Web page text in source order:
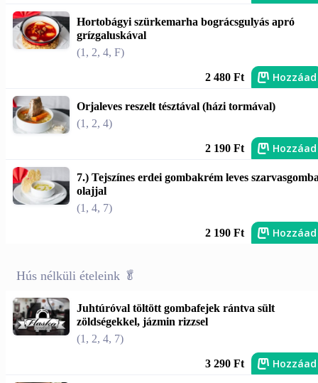
Hortobágyi szürkemarha bográcsgulyás apró
grízgaluskával
(1, 2, 4, F)
2 480 Ft Hozzáad
Orjaleves reszelt tésztával (házi tormával)
(1, 2, 4)
2 190 Ft Hozzáad
7.) Tejszínes erdei gombakrém leves
olajjal
(1, 4, 7)
2 190 Ft Hozzáad
Hús nélküli ételeink 🥬
Juhtúróval töltött gombafejek rántva sült
zöldségekkel, jázmin rizzsel
(1, 2, 4, 7)
3 290 Ft Hozzáad